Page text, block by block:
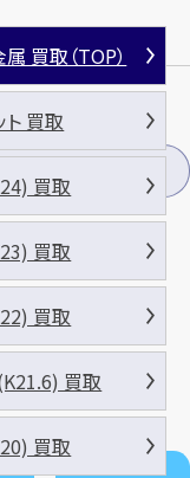
買取（TOP）
ト 買取
買取
買取
買取
買取
買取